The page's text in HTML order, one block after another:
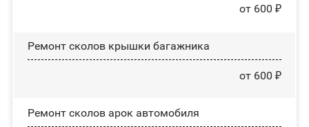
от 600 ₽
Ремонт сколов крышки багажника
от 600 ₽
Ремонт сколов арок автомобиля